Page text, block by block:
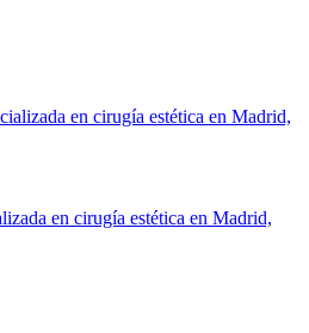
en cirugía estética en Madrid,